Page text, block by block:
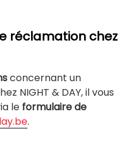
réclamation chez
concernant un
NIGHT & DAY, il vous
le formulaire de
.